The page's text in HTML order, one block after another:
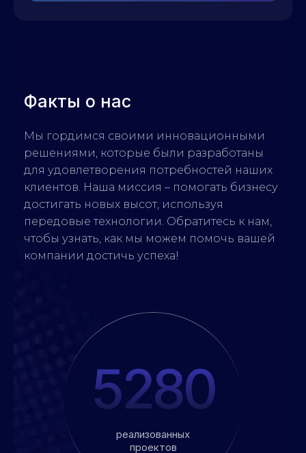
Факты о нас
Мы гордимся своими инновационными
решениями, которые были разработаны
для удовлетворения потребностей наших
клиентов. Наша миссия – помогать бизнесу
достигать новых высот, используя
передовые технологии. Обратитесь к нам,
чтобы узнать, как мы можем помочь вашей
компании достичь успеха!
реализованных
проектов
5280